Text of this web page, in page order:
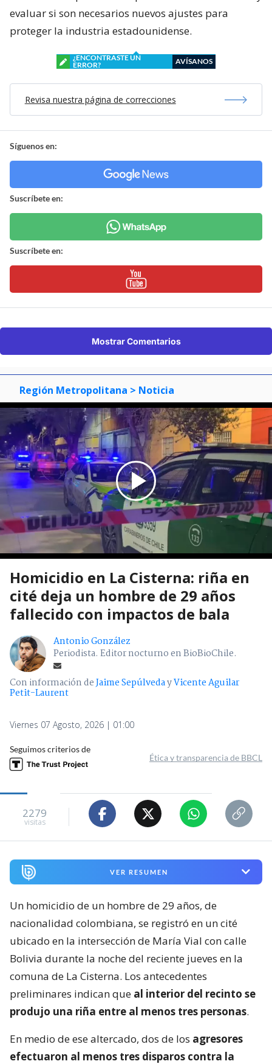
evaluar si son necesarios nuevos ajustes para
proteger la industria estadounidense.
¿ENCONTRASTE UN
ERROR?
AVÍSANOS
Revisa nuestra página de correcciones
Síguenos en:
Suscríbete en:
Suscríbete en:
Mostrar Comentarios
Región Metropolitana > Noticia
Homicidio en La Cisterna: riña en
cité deja un hombre de 29 años
fallecido con impactos de bala
Antonio González
Periodista. Editor nocturno en BioBioChile.
Con información deJaime SepúlvedayVicente Aguilar
Petit-Laurent
Viernes 07 Agosto, 2026 | 01:00
Seguimos criterios de
Ética y transparencia de BBCL
2279
visitas
VER RESUMEN
Un homicidio de un hombre de 29 años, de
nacionalidad colombiana, se registró en un cité
ubicado en la intersección de María Vial con calle
Bolivia durante la noche del reciente jueves en la
comuna de La Cisterna. Los antecedentes
preliminares indican que al interior del recinto se
produjo una riña entre al menos tres personas.
En medio de ese altercado, dos de los agresores
efectuaron al menos tres disparos contra la